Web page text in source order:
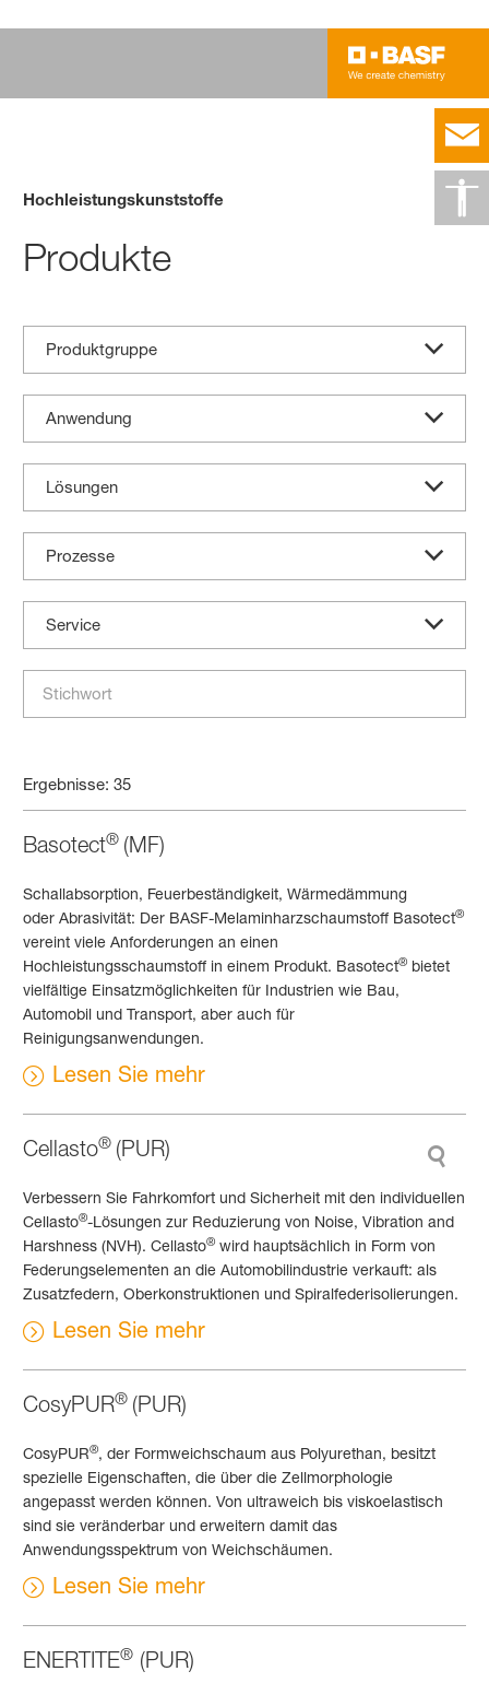
Hochleistungskunststoffe
Produkte
Produktgruppe
Anwendung
Lösungen
Prozesse
Service
Ergebnisse: 35
Basotect® (MF)
Schallabsorption, Feuerbeständigkeit, Wärmedämmung
oder Abrasivität: Der BASF-Melaminharzschaumstoff Basotect®
vereint viele Anforderungen an einen
Hochleistungsschaumstoff in einem Produkt. Basotect® bietet
vielfältige Einsatzmöglichkeiten für Industrien wie Bau,
Automobil und Transport, aber auch für
Reinigungsanwendungen.
Lesen Sie mehr
Cellasto® (PUR)
Verbessern Sie Fahrkomfort und Sicherheit mit den individuellen
Cellasto®-Lösungen zur Reduzierung von Noise, Vibration and
Harshness (NVH). Cellasto® wird hauptsächlich in Form von
Federungselementen an die Automobilindustrie verkauft: als
Zusatzfedern, Oberkonstruktionen und Spiralfederisolierungen.
Lesen Sie mehr
CosyPUR® (PUR)
CosyPUR®, der Formweichschaum aus Polyurethan, besitzt
spezielle Eigenschaften, die über die Zellmorphologie
angepasst werden können. Von ultraweich bis viskoelastisch
sind sie veränderbar und erweitern damit das
Anwendungsspektrum von Weichschäumen.
Lesen Sie mehr
ENERTITE® (PUR)